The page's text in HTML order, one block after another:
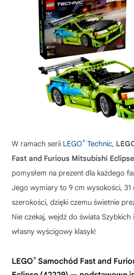
W ramach serii LEGO® Technic,
Fast and Furious Mitsubishi Eclipse
pomysłem na prezent dla każdego
Jego wymiary to 9 cm wysokości, 31
szerokości, dzięki czemu świetnie
Nie czekaj, wejdź do świata Szybkich
własny wyścigowy klasyk!
LEGO® Samochód Fast and